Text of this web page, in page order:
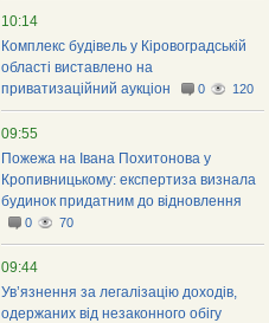
10:14
Комплекс будівель у Кіровоградській
області виставлено на
приватизаційний аукціон
0 120
09:55
Пожежа на Івана Похитонова у
Кропивницькому: експертиза визнала
будинок придатним до відновлення
0 70
09:44
Ув’язнення за легалізацію доходів,
одержаних від незаконного обігу